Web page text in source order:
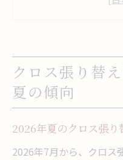
り替え費用
クロス張り替
測
2026年7月以降の
2026年7月以
クロス張り替
夏の傾向
2026年夏のクロス張
2026年7月から、クロス